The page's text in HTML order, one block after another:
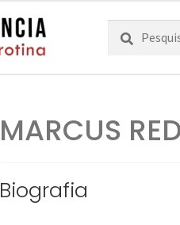
Pesquisar
por:
Pesquisa
MARCUS
Biografia